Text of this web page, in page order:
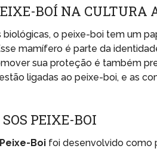
BOÍ NA CULTURA
biológicas, o peixe-boi tem um
mamífero é parte da
sua proteção é também
ligadas ao peixe-boi, e as
PEIXE-BOI
Boi foi desenvolvido como